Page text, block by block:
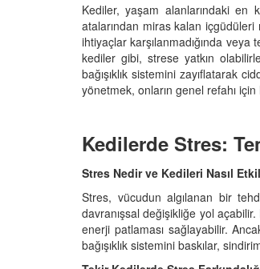
Kediler, yaşam alanlarındaki en
atalarından miras kalan
ihtiyaçlar karşılanmadığında
kediler gibi, strese yatkın
bağışıklık sistemini zayıflatarak
yönetmek, onların genel refahı
Kedilerde Stres:
Stres Nedir ve Kedileri Nasıl
Stres, vücudun algılanan bir
davranışsal değişikliğe yol
enerji patlaması sağlayabilir.
bağışıklık sistemini baskılar,